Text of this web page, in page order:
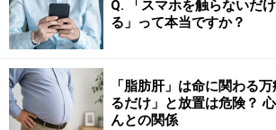
マグネシウムなどがあります。
余談ですが、熱中症の症状が出てしま
「塩分（えんぶん）」は正確には後者
です。脱水症状が心配なときは、食塩
Q. 「スマホを触らないだ
る」って本当ですか？
「脂肪肝」は命に関わる
るだけ」と放置は危険？
んとの関係